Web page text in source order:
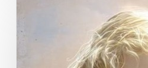
angelas